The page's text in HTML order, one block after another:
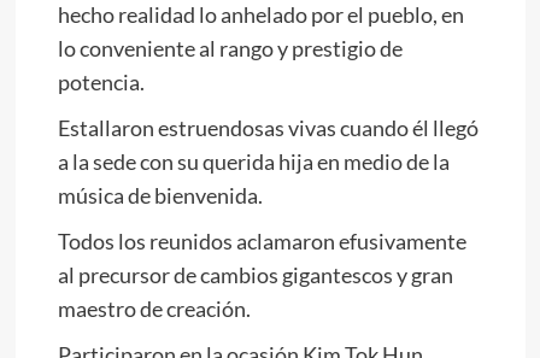
hecho realidad lo anhelado por el pueblo, en
lo conveniente al rango y prestigio de
potencia.
Estallaron estruendosas vivas cuando él llegó
a la sede con su querida hija en medio de la
música de bienvenida.
Todos los reunidos aclamaron efusivamente
al precursor de cambios gigantescos y gran
maestro de creación.